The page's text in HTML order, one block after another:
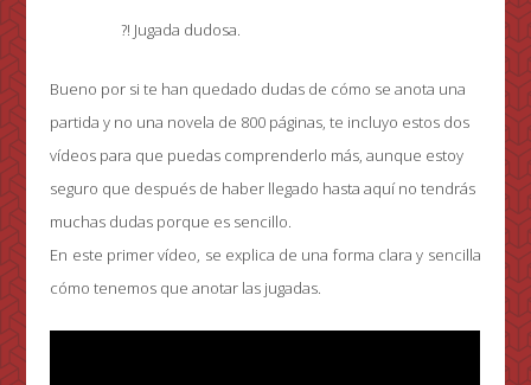
?! Jugada dudosa.
Bueno por si te han quedado dudas de cómo se anota una
partida y no una novela de 800 páginas, te incluyo estos dos
vídeos para que puedas comprenderlo más, aunque estoy
seguro que después de haber llegado hasta aquí no tendrás
muchas dudas porque es sencillo.
En este primer vídeo, se explica de una forma clara y sencilla
cómo tenemos que anotar las jugadas.